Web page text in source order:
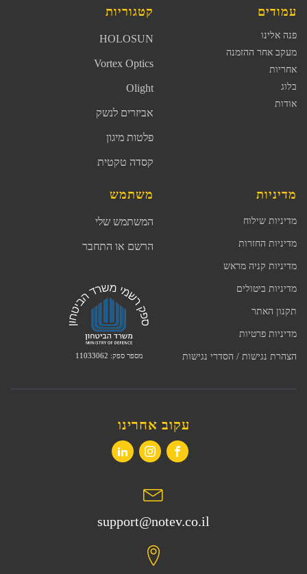
עמודים
פנה אלינו
מעקב אחר ההזמנה
אחריות
בלוג
אודות
קטגוריות
HOLOSUN
Vortex Optics
Olight
אביזרים לנשק
פלטות מיגון
קסדה טקטית
מדיניות
מדיניות שילוח
מדיניות החזרות
מדיניות קניה מראש
מדיניות ביטולים
תקנון האתר
מדיניות פרטיות
הצהרת נגישות / הסדרי נגישות
משתמש
המשתמש שלי
הרשם או התחבר
מספר ספק: 11033062
עקוב אחרינו
support@notev.co.il